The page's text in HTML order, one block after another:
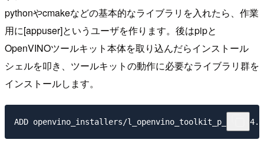
pythonやcmakeなどの基本的なライブラリを入れたら、作業
用に[appuser]というユーザを作ります。後はpipと
OpenVINOツールキット本体を取り込んだらインストール
シェルを叩き、ツールキットの動作に必要なライブラリ群を
インストールします。